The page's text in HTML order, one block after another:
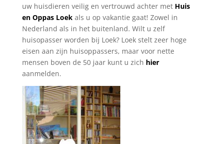
uw huisdieren veilig en vertrouwd achter met Huis
en Oppas Loek als u op vakantie gaat! Zowel in
Nederland als in het buitenland. Wilt u zelf
huisopasser worden bij Loek? Loek stelt zeer hoge
eisen aan zijn huisoppassers, maar voor nette
mensen boven de 50 jaar kunt u zich hier
aanmelden.